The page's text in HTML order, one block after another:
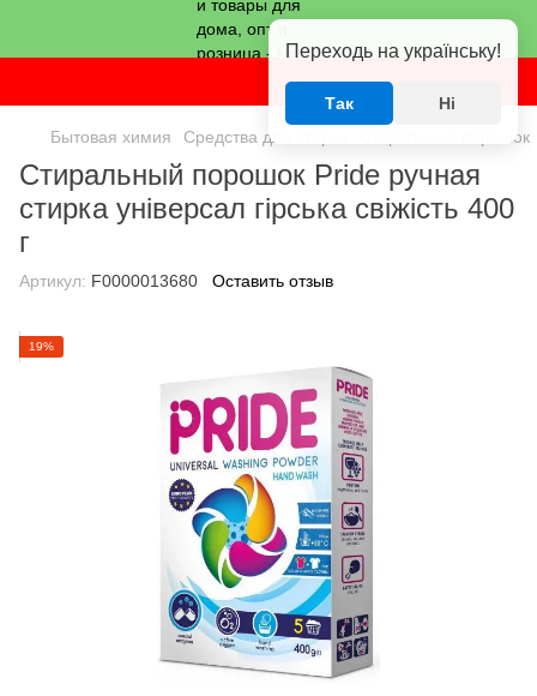
Бытовая химия Средства для стирки Стиральный порошок
Стиральный порошок Pride ручная
стирка універсал гірська свіжість 400
г
Артикул: F0000013680 Оставить отзыв
19%
Переходь на українську!
Так Ні